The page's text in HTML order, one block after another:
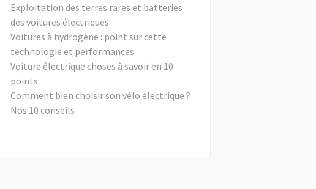
Exploitation des terres rares et batteries
des voitures électriques
Voitures à hydrogène : point sur cette
technologie et performances
Voiture électrique choses à savoir en 10
points
Comment bien choisir son vélo électrique ?
Nos 10 conseils